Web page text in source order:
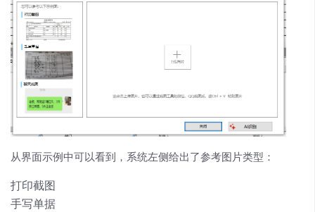
从界面示例中可以看到，系统左侧给出了参考图片类型：
打印截图
手写单据